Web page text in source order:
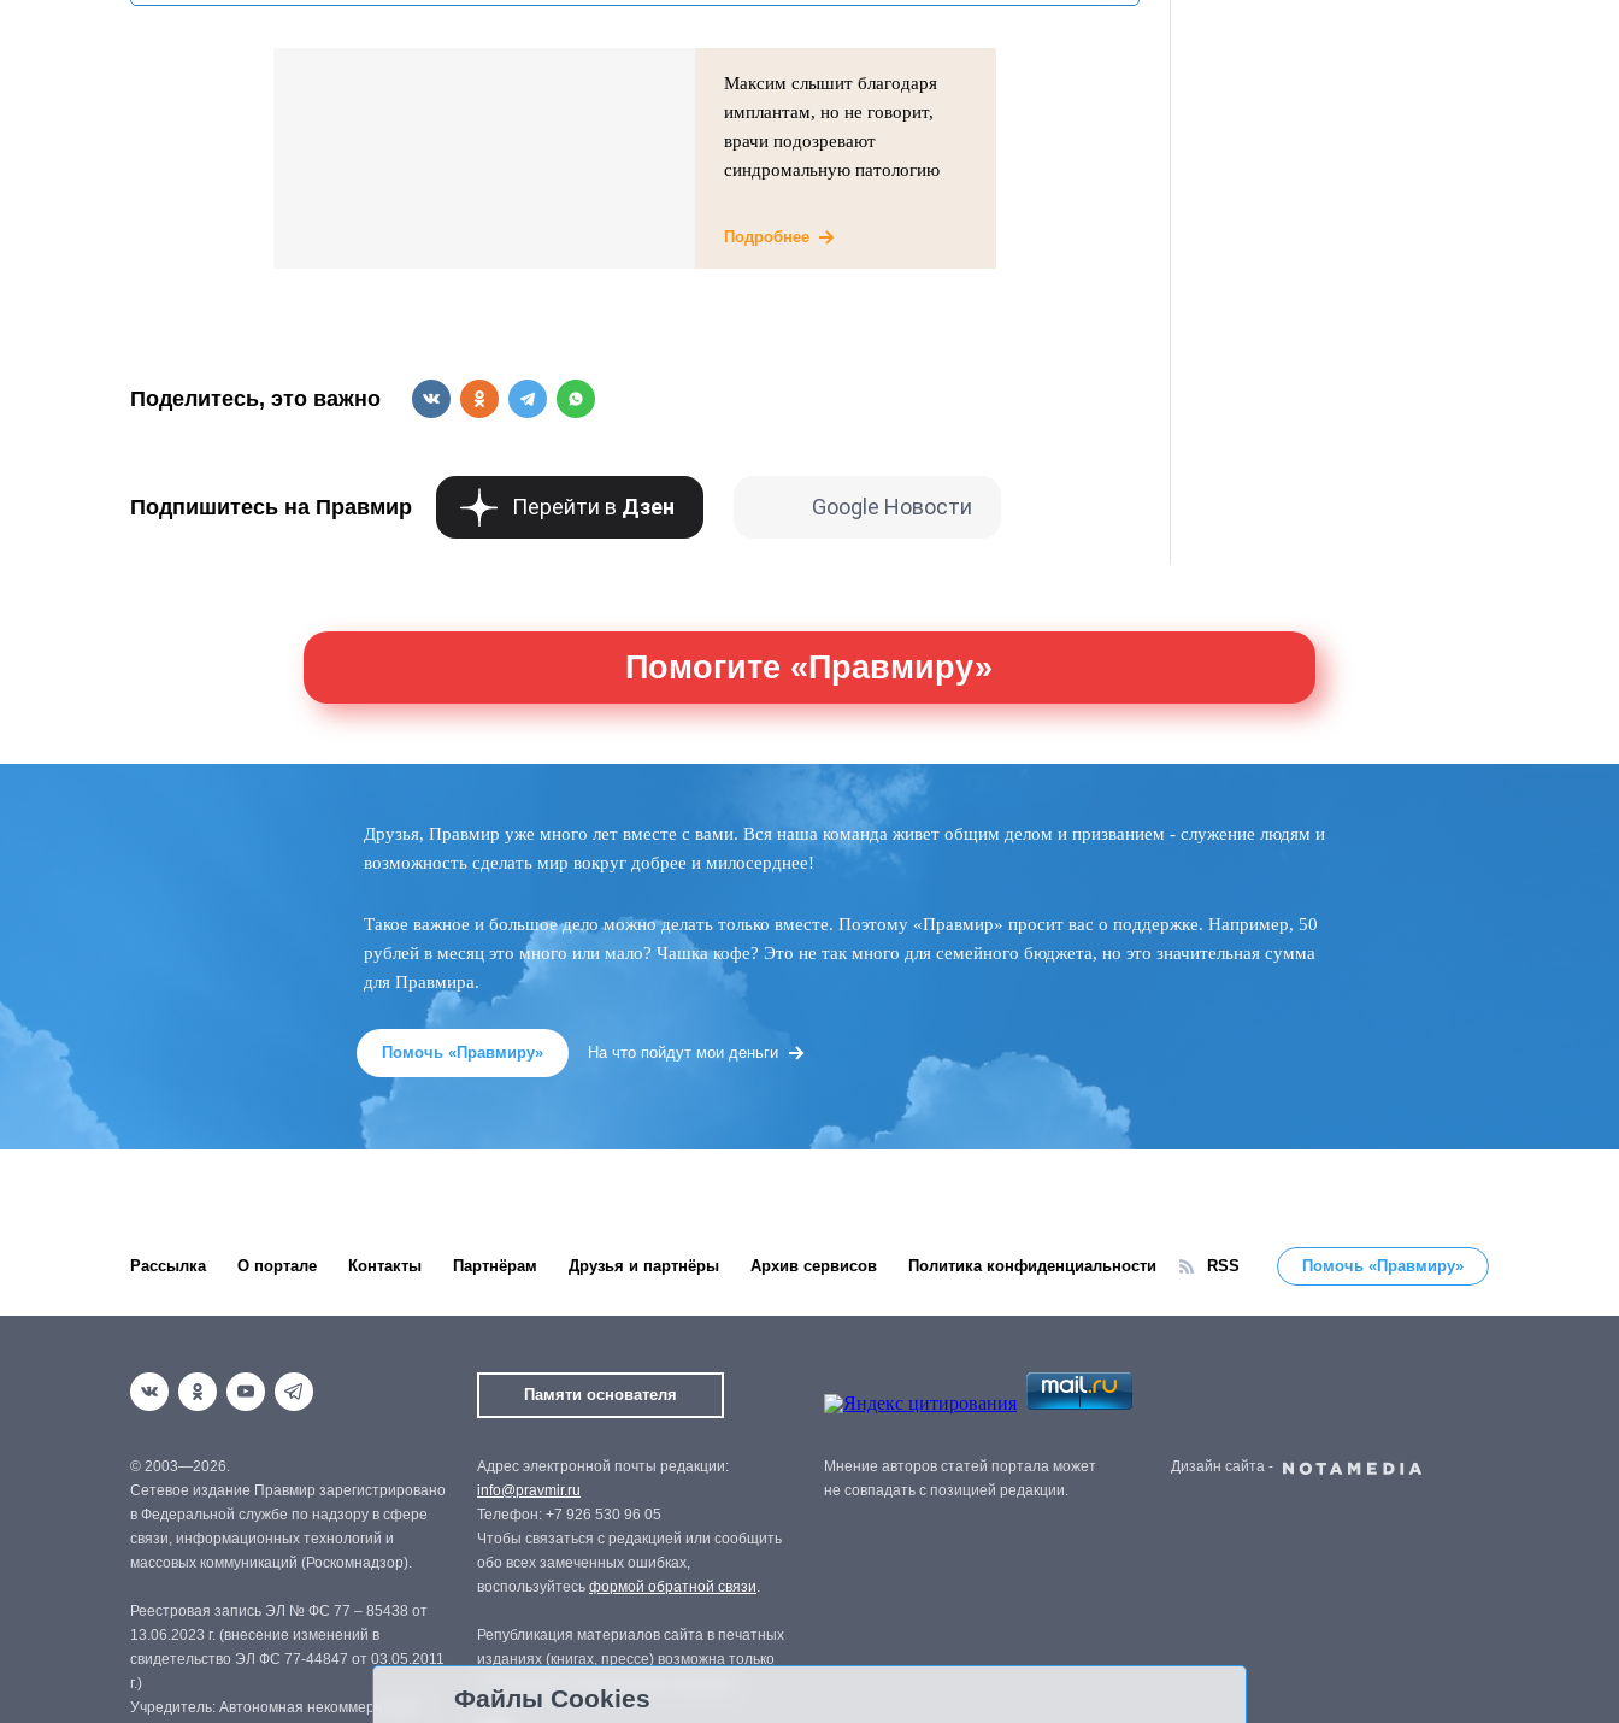
Максим слышит благодаря
имплантам, но не говорит,
врачи подозревают
синдромальную патологию
Подробнее
Поделитесь, это важно
Подпишитесь на Правмир Перейти в Дзен Google Новости
Помогите «Правмиру»
Друзья, Правмир уже много лет вместе с вами. Вся наша команда живет общим делом и призванием - служение людям и
возможность сделать мир вокруг добрее и милосерднее!
Такое важное и большое дело можно делать только вместе. Поэтому «Правмир» просит вас о поддержке. Например, 50
рублей в месяц это много или мало? Чашка кофе? Это не так много для семейного бюджета, но это значительная сумма
для Правмира.
Помочь «Правмиру» На что пойдут мои деньги
Рассылка О портале Контакты Партнёрам Друзья и партнёры Архив сервисов Политика конфиденциальности RSS Помочь «Правмиру»
Памяти основателя
© 2003—2026.
Сетевое издание Правмир зарегистрировано
в Федеральной службе по надзору в сфере
связи, информационных технологий и
массовых коммуникаций (Роскомнадзор).
Реестровая запись ЭЛ № ФС 77 – 85438 от
13.06.2023 г. (внесение изменений в
свидетельство ЭЛ ФС 77-44847 от 03.05.2011
г.)
Учредитель: Автономная некоммерческая
Адрес электронной почты редакции:
info@pravmir.ru
Телефон: +7 926 530 96 05
Чтобы связаться с редакцией или сообщить
обо всех замеченных ошибках,
воспользуйтесь формой обратной связи.
Републикация материалов сайта в печатных
изданиях (книгах, прессе) возможна только
Мнение авторов статей портала может
не совпадать с позицией редакции.
Дизайн сайта -
Файлы Cookies